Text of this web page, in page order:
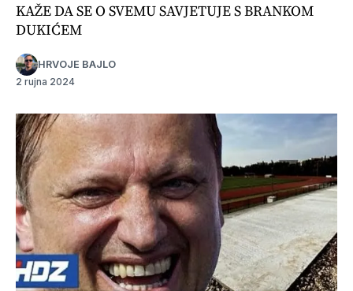
KAŽE DA SE O SVEMU SAVJETUJE S BRANKOM
DUKIĆEM
HRVOJE BAJLO
2 rujna 2024